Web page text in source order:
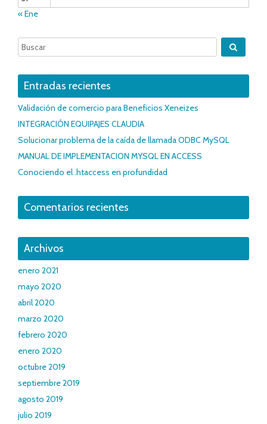
« Ene
Entradas recientes
Validación de comercio para Beneficios Xeneizes
INTEGRACIÓN EQUIPAJES CLAUDIA
Solucionar problema de la caída de llamada ODBC MySQL
MANUAL DE IMPLEMENTACION MYSQL EN ACCESS
Conociendo el .htaccess en profundidad
Comentarios recientes
Archivos
enero 2021
mayo 2020
abril 2020
marzo 2020
febrero 2020
enero 2020
octubre 2019
septiembre 2019
agosto 2019
julio 2019